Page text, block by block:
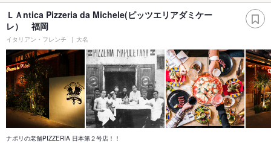
ＬＡntica Pizzeria da Michele(ピッツエリアダミケー
レ） 福岡
イタリアン・フレンチ 大名
ナポリの老舗PIZZERIA 日本第２号店！！